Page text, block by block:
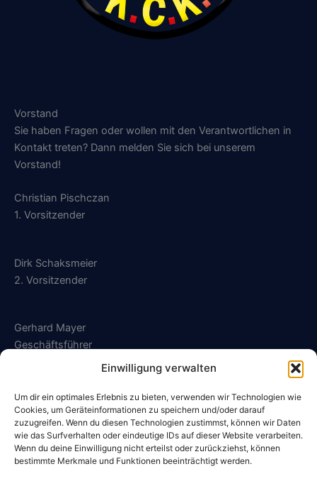
Einwilligung verwalten
Um dir ein optimales Erlebnis zu bieten, verwenden wir Technologien wie
Cookies, um Geräteinformationen zu speichern und/oder darauf
zuzugreifen. Wenn du diesen Technologien zustimmst, können wir Daten
wie das Surfverhalten oder eindeutige IDs auf dieser Website verarbeiten.
Wenn du deine Einwilligung nicht erteilst oder zurückziehst, können
bestimmte Merkmale und Funktionen beeinträchtigt werden.
Vorstand
Sie haben Fragen oder wollen mit den Verantwortlichen in
Kontakt treten? Dann melden Sie sich bei unserem
Vorstand!
Christian Pischczan
1. Vorsitzender
Dirk Schaksmeier
2. Vorsitzender
Gerhard Mayer
Geschäftsführer
geschaeftsfuehrung@sg-kalldorf.de
Datenschutzerklärung